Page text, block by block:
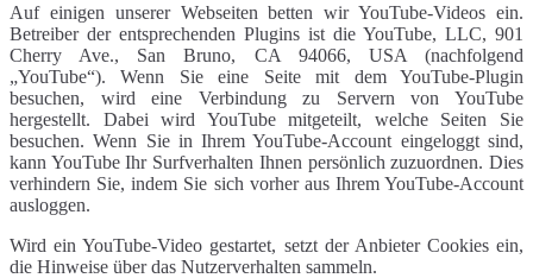
Auf einigen unserer Webseiten betten wir YouTube-Videos ein.
Betreiber der entsprechenden Plugins ist die YouTube, LLC, 901
Cherry Ave., San Bruno, CA 94066, USA (nachfolgend
„YouTube“). Wenn Sie eine Seite mit dem YouTube-Plugin
besuchen, wird eine Verbindung zu Servern von YouTube
hergestellt. Dabei wird YouTube mitgeteilt, welche Seiten Sie
besuchen. Wenn Sie in Ihrem YouTube-Account eingeloggt sind,
kann YouTube Ihr Surfverhalten Ihnen persönlich zuzuordnen. Dies
verhindern Sie, indem Sie sich vorher aus Ihrem YouTube-Account
ausloggen.
Wird ein YouTube-Video gestartet, setzt der Anbieter Cookies ein,
die Hinweise über das Nutzerverhalten sammeln.